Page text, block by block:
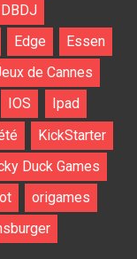
DBDJ
Edge
Essen
de Cannes
IOS
Ipad
KickStarter
Duck Games
origames